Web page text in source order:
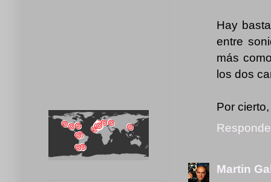
Hay
entre
más
los dos
Por
Martin